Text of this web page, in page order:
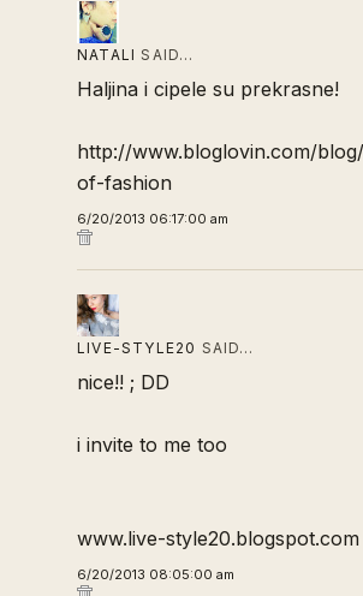
NATALI SAID…
Haljina i cipele su prekrasne!
http://www.bloglovin.com/
of-fashion
6/20/2013 06:17:00 am
LIVE-STYLE20 SAID…
nice!! ; DD
i invite to me too
www.live-style20.blogspot.com
6/20/2013 08:05:00 am